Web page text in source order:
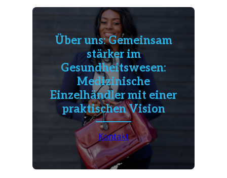
Über uns: Gemeinsam
stärker im
Gesundheitswesen:
Medizinische
Einzelhändler mit einer
praktischen Vision
Kontakt